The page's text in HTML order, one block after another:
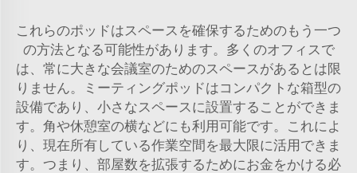
これらのポッドはスペースを確保するためのもう一つ
の方法となる可能性があります。多くのオフィスで
は、常に大きな会議室のためのスペースがあるとは限
りません。ミーティングポッドはコンパクトな箱型の
設備であり、小さなスペースに設置することができま
す。角や休憩室の横などにも利用可能です。これによ
り、現在所有している作業空間を最大限に活用できま
す。つまり、部屋数を拡張するためにお金をかける必